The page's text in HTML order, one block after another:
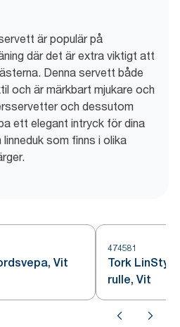
är populär på
där det är extra viktigt att
Denna servett både
och är märkbart mjukare och
och dessutom
ett elegant intryck för dina
som finns i olika
Vit
474581
Tork
rulle, Vit